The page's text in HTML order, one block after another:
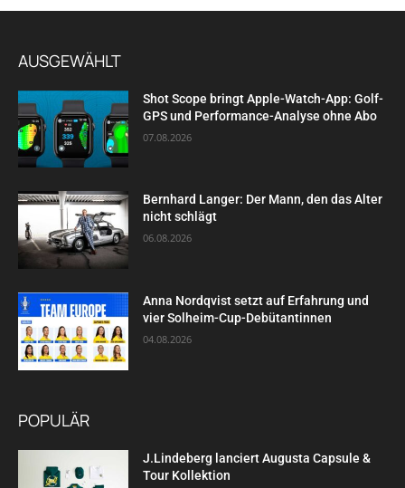
AUSGEWÄHLT
Shot Scope bringt Apple-Watch-App: Golf-
GPS und Performance-Analyse ohne Abo
07.08.2026
Bernhard Langer: Der Mann, den das Alter
nicht schlägt
06.08.2026
Anna Nordqvist setzt auf Erfahrung und
vier Solheim-Cup-Debütantinnen
04.08.2026
POPULÄR
J.Lindeberg lanciert Augusta Capsule &
Tour Kollektion